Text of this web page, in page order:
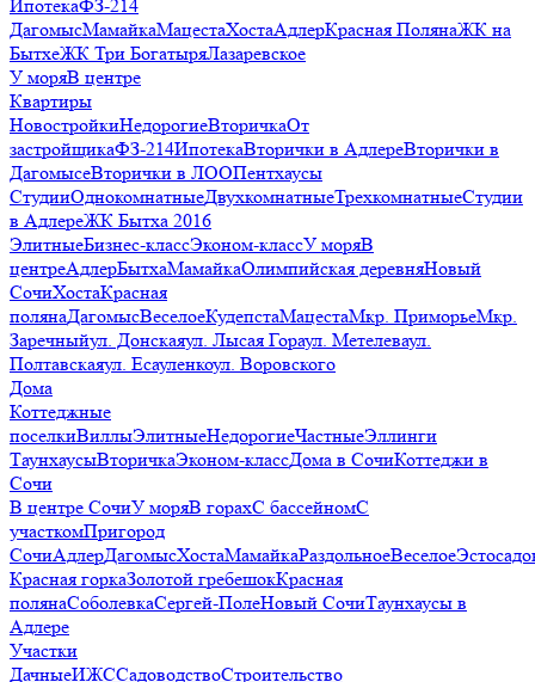
ИпотекаФЗ-214
ДагомысМамайкаМацестаХостаАдлерКрасная ПолянаЖК на
БытхеЖК Три БогатыряЛазаревское
У моряВ центре
Квартиры
НовостройкиНедорогиеВторичкаОт
застройщикаФЗ-214ИпотекаВторички в АдлереВторички в
ДагомысеВторички в ЛООПентхаусы
СтудииОднокомнатныеДвухкомнатныеТрехкомнатныеСтудии
в АдлереЖК Бытха 2016
ЭлитныеБизнес-классЭконом-классУ моряВ
центреАдлерБытхаМамайкаОлимпийская деревняНовый
СочиХостаКрасная
полянаДагомысВеселоеКудепстаМацестаМкр. ПриморьеМкр.
Заречныйул. Донскаяул. Лысая Гораул. Метелеваул.
Полтавскаяул. Есауленкоул. Воровского
Дома
Коттеджные
поселкиВиллыЭлитныеНедорогиеЧастныеЭллинги
ТаунхаусыВторичкаЭконом-классДома в СочиКоттеджи в
Сочи
В центре СочиУ моряВ горахС бассейномС
участкомПригород
СочиАдлерДагомысХостаМамайкаРаздольноеВеселое
Красная горкаЗолотой гребешокКрасная
полянаСоболевкаСергей-ПолеНовый СочиТаунхаусы в
Адлере
Участки
ДачныеИЖССадоводствоСтроительство